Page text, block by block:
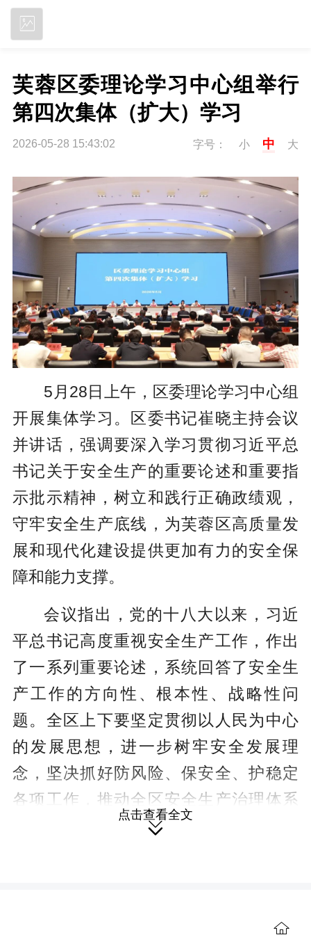
芙蓉区委理论学习中心组举行
第四次集体（扩大）学习
2026-05-28 15:43:02 字号： 小 中 大
5月28日上午，区委理论学习中心组
开展集体学习。区委书记崔晓主持会议
并讲话，强调要深入学习贯彻习近平总
书记关于安全生产的重要论述和重要指
示批示精神 ， 树立和践行正确政绩观，
守牢安全生产底线，为芙蓉区高质量发
展和现代化建设提供更加有力的安全保
障和能力支撑。
会议指出，党的十八大以来，习近
平总书记高度重视安全生产工作，作出
了一系列重要论述，系统回答了安全生
产工作的方向性、根本性、战略性问
题。全区上下要坚定贯彻以人民为中心
的发展思想，进一步树牢安全发展理
念，坚决抓好防风险、保安全、护稳定
各项工作，推动全区安全生产治理体系
和治理能力现代化。
点击查看全文
